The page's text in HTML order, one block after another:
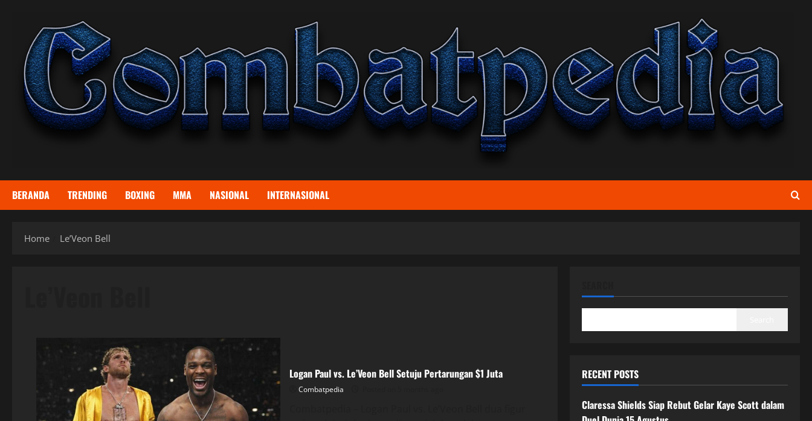
content
BERANDA TRENDING BOXING MMA NASIONAL INTERNASIONAL
Home Le’Veon Bell
Logan Paul vs. Le’Veon Bell Setuju Pertarungan $1 Juta
Combatpedia
RECENT POSTS
Claressa Shields Siap Rebut Gelar Kaye Scott dalam